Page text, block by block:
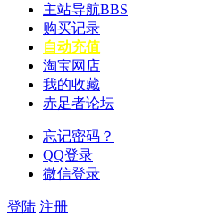
主站导航BBS
购买记录
自动充值
淘宝网店
我的收藏
赤足者论坛
忘记密码？
QQ登录
微信登录
登陆 注册